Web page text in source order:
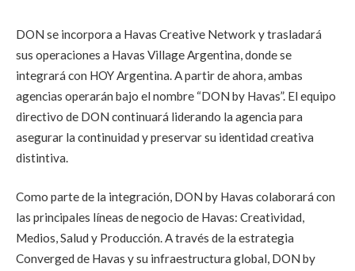
DON se incorpora a Havas Creative Network y trasladará
sus operaciones a Havas Village Argentina, donde se
integrará con HOY Argentina. A partir de ahora, ambas
agencias operarán bajo el nombre “DON by Havas”. El equipo
directivo de DON continuará liderando la agencia para
asegurar la continuidad y preservar su identidad creativa
distintiva.
Como parte de la integración, DON by Havas colaborará con
las principales líneas de negocio de Havas: Creatividad,
Medios, Salud y Producción. A través de la estrategia
Converged de Havas y su infraestructura global, DON by